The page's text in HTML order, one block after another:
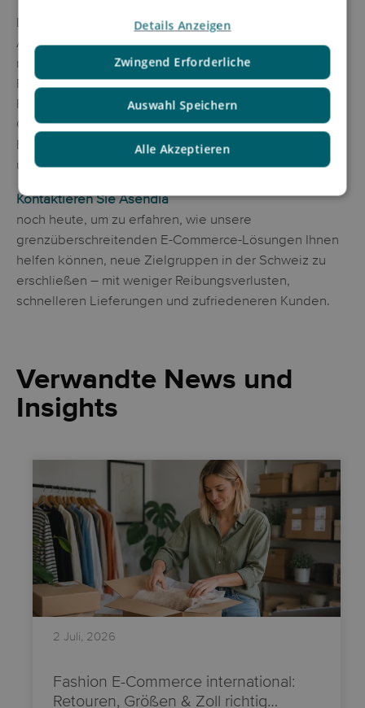
Die Schweiz bietet hohe durchschnittliche
Auftragswerte und digital versierte Verbraucher – aber
nur, wenn die Logistik reibungslos funktioniert. Mit e-
PAQ von Asendia, unterstützt von der Schweizerischen
Post, können Sie ein außergewöhnliches Erlebnis mit
Customs-prepaid-Option (DDP) bieten, das die
Erwartungen der Schweizer Kunden erfüllt und
übertrifft.
Kontaktieren Sie Asendia
noch heute, um zu erfahren, wie unsere
grenzüberschreitenden E-Commerce-Lösungen Ihnen
helfen können, neue Zielgruppen in der Schweiz zu
erschließen – mit weniger Reibungsverlusten,
schnelleren Lieferungen und zufriedeneren Kunden.
Verwandte News und
Insights
2 Juli, 2026
Fashion E-Commerce international:
Retouren, Größen & Zoll richtig…
Auswahl Speichern
Alle Akzeptieren
Zwingend Erforderliche
Details Anzeigen